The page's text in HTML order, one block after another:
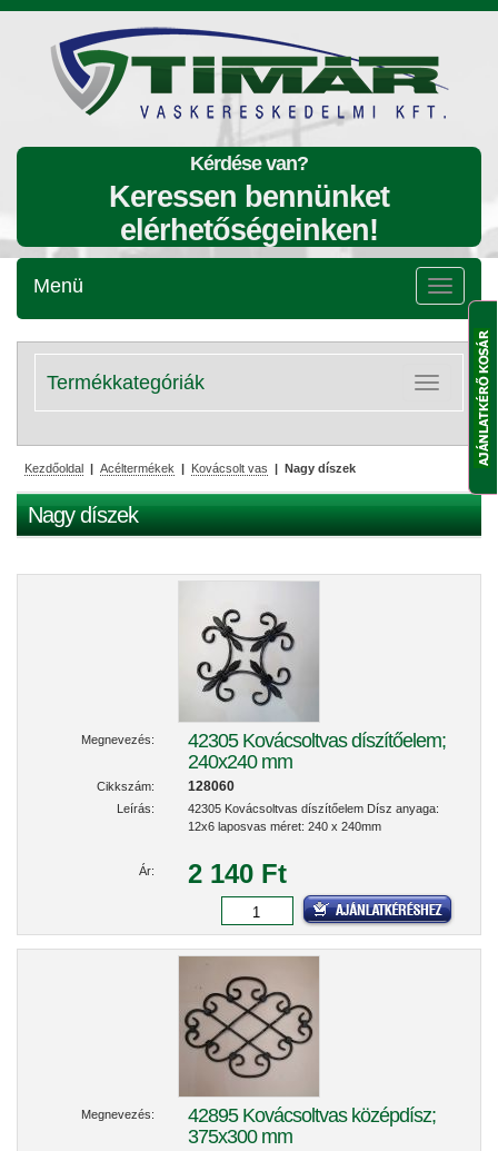
Kérdése van?
Keressen bennünket
elérhetőségeinken!
Menü
Menü
Kategóriák
lenyitása
Termékkategóriák
Kezdőoldal | Acéltermékek | Kovácsolt vas | Nagy díszek
Nagy díszek
Megnevezés:
42305 Kovácsoltvas díszítőelem;
240x240 mm
Cikkszám: 128060
Leírás:
42305 Kovácsoltvas díszítőelem Dísz anyaga:
12x6 laposvas méret: 240 x 240mm
Ár: 2 140 Ft
Megnevezés:
42895 Kovácsoltvas középdísz;
375x300 mm